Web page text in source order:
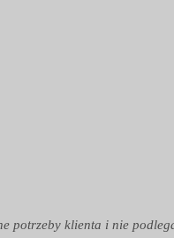
potrzeby klienta i nie